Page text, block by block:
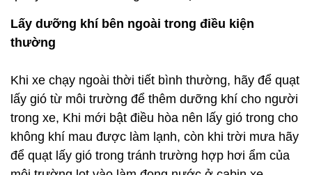
để quạt lấy gió trong tránh trường hợp hơi ẩm của
môi trường lọt vào làm đọng nước ở cabin xe.
nước
Trong trường hợp chạy xe vào trời mưa và những
khu vực ngập nước cao, bạn nên tắt toàn bộ hệ
thống điều hòa tránh rác bẩn theo dòng nước có thể